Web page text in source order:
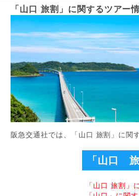
「山口 旅割」に関するツアー
阪急交通社では、「山口 旅割」に関
「山口
「山口 旅割」